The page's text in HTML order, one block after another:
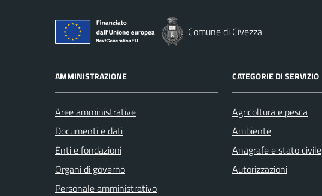
Comune di Civezza
AMMINISTRAZIONE
Aree amministrative
Documenti e dati
Enti e fondazioni
Organi di governo
Personale amministrativo
CATEGORIE DI SERVIZIO
Agricoltura e pesca
Ambiente
Anagrafe e stato civile
Autorizzazioni